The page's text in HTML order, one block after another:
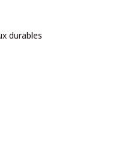
durables